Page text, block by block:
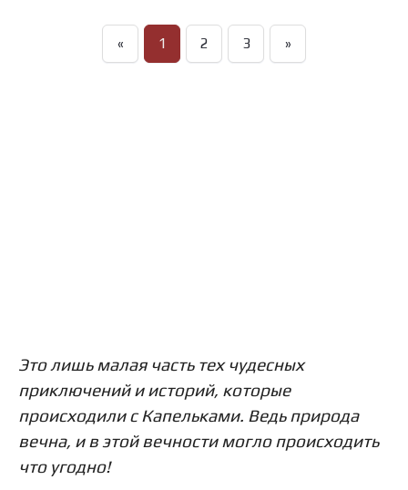
« 1 2 3 »
Это лишь малая часть тех чудесных
приключений и историй, которые
происходили с Капельками. Ведь природа
вечна, и в этой вечности могло происходить
что угодно!